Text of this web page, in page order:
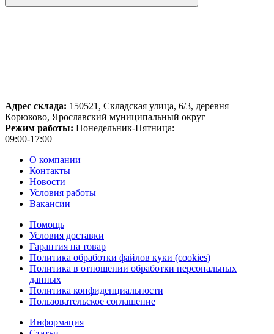
Адрес склада: 150521, Складская улица, 6/3, деревня
Корюково, Ярославский муниципальный округ
Режим работы: Понедельник-Пятница:
09:00-17:00
О компании
Контакты
Новости
Условия работы
Вакансии
Помощь
Условия доставки
Гарантия на товар
Политика обработки файлов куки (cookies)
Политика в отношении обработки персональных
данных
Политика конфиденциальности
Пользовательское соглашение
Информация